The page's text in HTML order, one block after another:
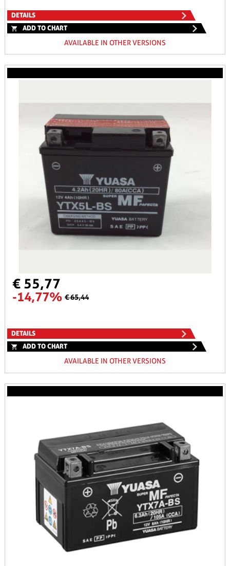
DETAILS
ADD TO CHART
AVAILABLE IN OTHER VERSIONS
€ 55,77
-14,77% € 65,44
DETAILS
ADD TO CHART
AVAILABLE IN OTHER VERSIONS